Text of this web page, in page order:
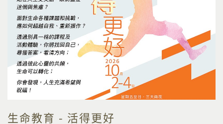
生命教育 - 活得更好